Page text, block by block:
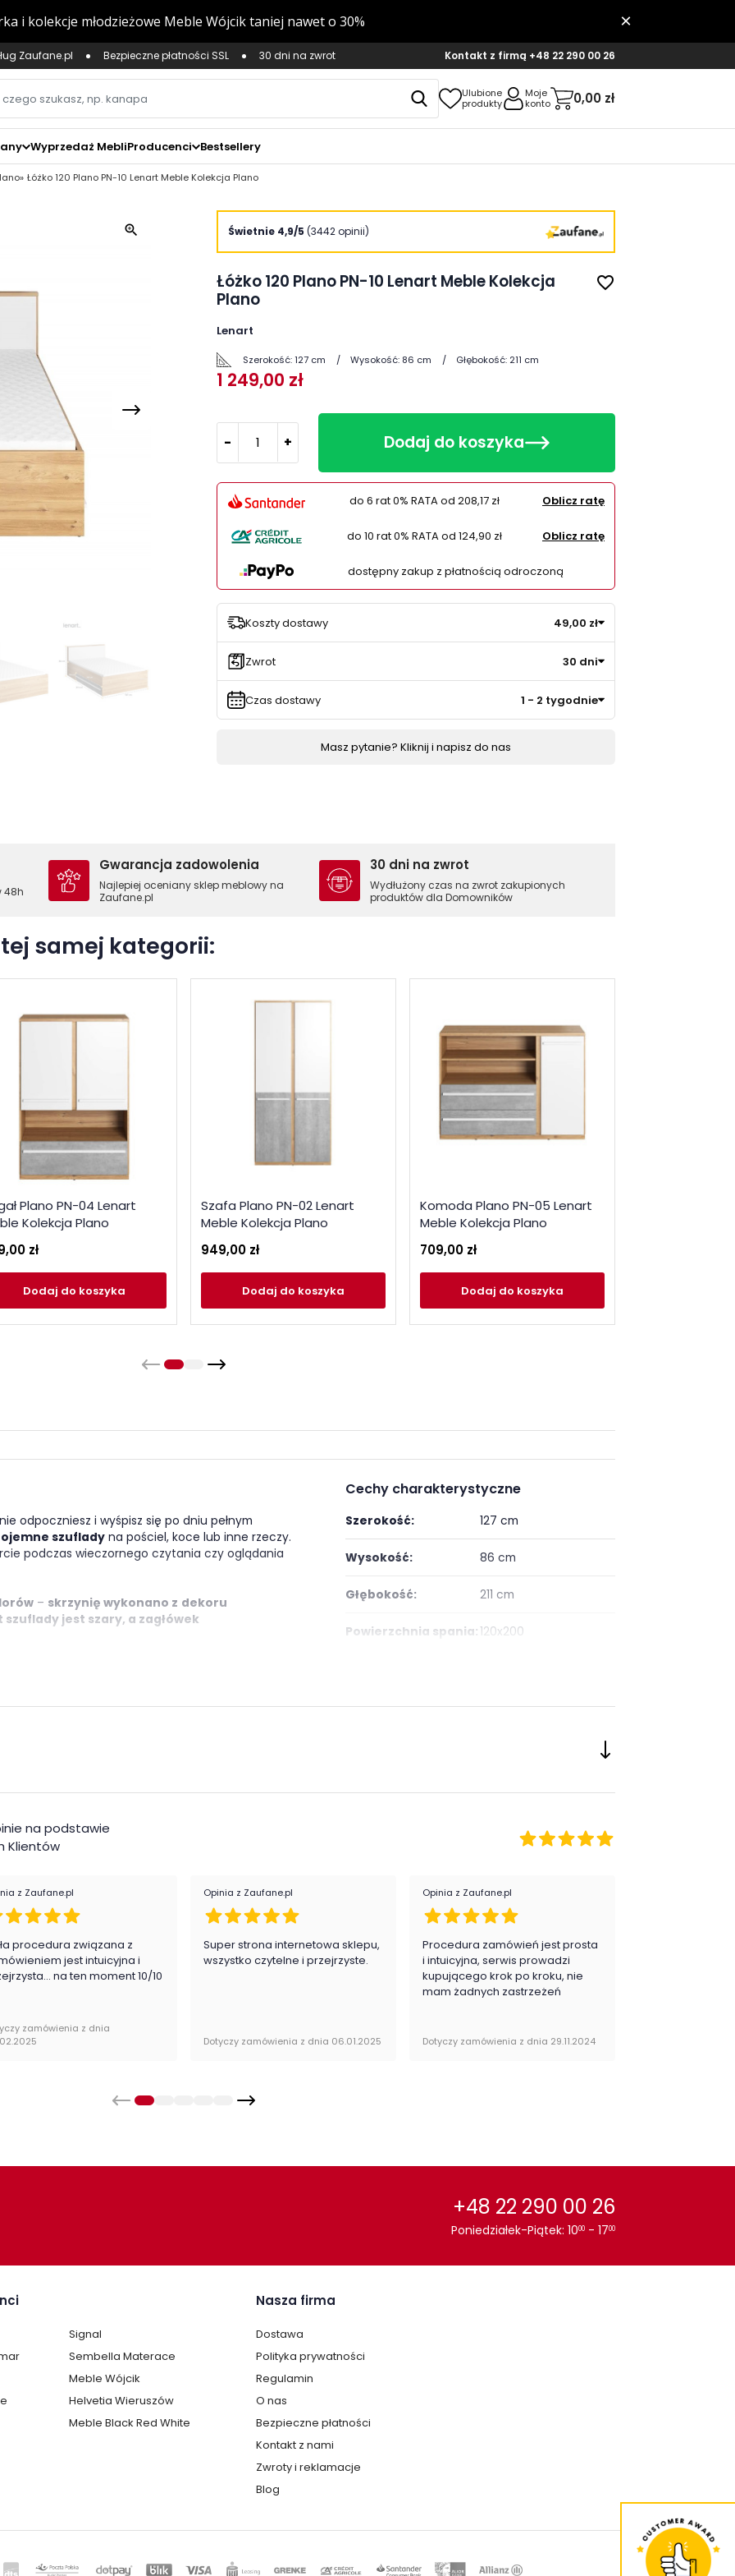
Zaufane.pl Bezpieczne płatności SSL 30 dni na zwrot Kontakt z firmą +48 22 290 00 26
Ulubione
produkty
Moje
konto
0,00 zł
Wyprzedaż MebliProducenci Bestsellery
Łóżko 120 Plano PN-10 Lenart Meble Kolekcja Plano
zoom_in Świetnie 4,9/5 (3442 opinii)
Łóżko 120 Plano PN-10 Lenart Meble Kolekcja
Plano
favorite_border
Lenart
Szerokość:127 cm Wysokość: 86 cm Głębokość: 211 cm
1 249,00 zł
- + Dodaj do koszyka
do 6 rat 0% RATA od 208,17 zł Oblicz ratę
do 10 rat 0% RATA od 124,90 zł Oblicz ratę
dostępny zakup z płatnością odroczoną
Koszty dostawy 49,00 zł
Zwrot 30 dni
Czas dostawy 1 - 2 tygodnie
Masz pytanie? Kliknij i napisz do nas
48h
Gwarancja zadowolenia
Najlepiej oceniany sklep meblowy na
Zaufane.pl
30 dni na zwrot
Wydłużony czas na zwrot zakupionych
produktów dla Domowników
samej kategorii:
Plano PN-04 Lenart
Kolekcja Plano
zł
Dodaj do koszyka
Szafa Plano PN-02 Lenart
Meble Kolekcja Plano
949,00 zł
Dodaj do koszyka
Komoda Plano PN-05 Lenart
Meble Kolekcja Plano
709,00 zł
Dodaj do koszyka
odpoczniesz i wyśpisz się po dniu pełnym
szuflady na pościel, koce lub inne rzeczy.
podczas wieczornego czytania czy oglądania
– skrzynię wykonano z dekoru
jest szary, a zagłówek
drobiazgów oraz jako blat pod lampkę.
doposażyć o dowolnie wybrany materac o
zapakowane w paczkach wraz z instrukcją
Cechy charakterystyczne
Szerokość: 127 cm
Wysokość: 86 cm
Głębokość: 211 cm
Powierzchnia spania: 120x200
Ilość szuflad: 2
montażu
Pokój dziecka
Kategoria: Łóżka
na podstawie
Klientów
z Zaufane.pl
procedura związana z
jest intuicyjna i
na ten moment 10/10
zamówienia z dnia
Opinia z Zaufane.pl
Super strona internetowa sklepu,
wszystko czytelne i przejrzyste.
Dotyczy zamówienia z dnia 06.01.2025
Opinia z Zaufane.pl
Procedura zamówień jest prosta
i intuicyjna, serwis prowadzi
kupującego krok po kroku, nie
mam żadnych zastrzeżeń
Dotyczy zamówienia z dnia 29.11.2024
+48 22 290 00 26
Poniedziałek-Piątek: 1000 - 1700
Signal
Sembella Materace
Meble Wójcik
Helvetia Wieruszów
Meble Black Red White
Nasza firma
Dostawa
Polityka prywatności
Regulamin
O nas
Bezpieczne płatności
Kontakt z nami
Zwroty i reklamacje
Blog